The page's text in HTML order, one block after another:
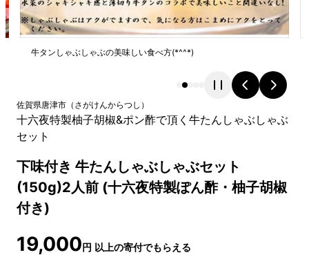
牛タンしゃぶしゃぶの美味しい食べ方(*^^*)
佐賀県唐津市 （ さがけんからつし ）
十六夜特製柚子胡椒&ポン酢で頂く牛たんしゃぶしゃぶ
セット
下味付き 牛たんしゃぶしゃぶセット
(150g)2人前 (十六夜特製ぽん酢・柚子胡椒
付き)
19,000円 以上の寄付でもらえる